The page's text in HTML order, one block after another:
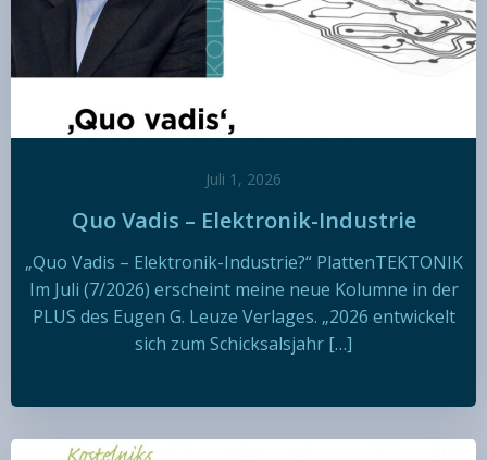
Juli 1, 2026
Quo Vadis – Elektronik-Industrie
„Quo Vadis – Elektronik-Industrie?“ PlattenTEKTONIK
Im Juli (7/2026) erscheint meine neue Kolumne in der
PLUS des Eugen G. Leuze Verlages. „2026 entwickelt
sich zum Schicksalsjahr […]